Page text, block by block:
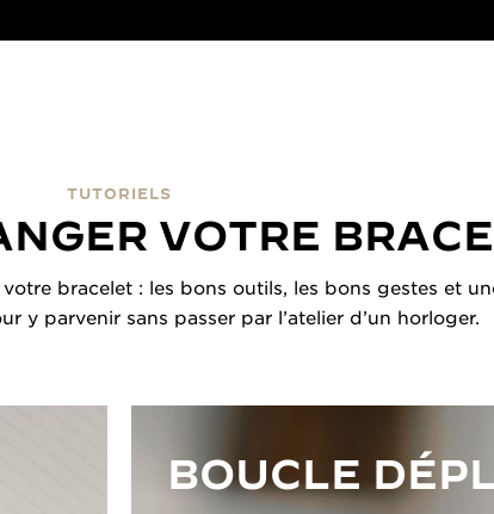
TUTORIELS
VOTRE
bracelet : les bons outils, les bons gestes et
y parvenir sans passer par l’atelier d’un horloger.
BOUCLE